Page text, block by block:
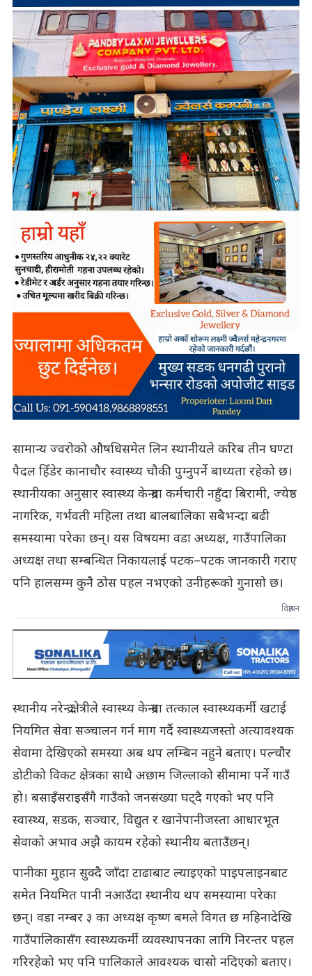
सामान्य ज्वरोको औषधिसमेत लिन स्थानीयले करिब तीन घण्टा
पैदल हिँडेर कानाचौर स्वास्थ्य चौकी पुग्नुपर्ने बाध्यता रहेको छ।
स्थानीयका अनुसार स्वास्थ्य केन्द्रमा कर्मचारी नहुँदा बिरामी, ज्येष्ठ
नागरिक, गर्भवती महिला तथा बालबालिका सबैभन्दा बढी
समस्यामा परेका छन्। यस विषयमा वडा अध्यक्ष, गाउँपालिका
अध्यक्ष तथा सम्बन्धित निकायलाई पटक–पटक जानकारी गराए
पनि हालसम्म कुनै ठोस पहल नभएको उनीहरूको गुनासो छ।
विज्ञापन
स्थानीय नरेन्द्र क्षेत्रीले स्वास्थ्य केन्द्रमा तत्काल स्वास्थ्यकर्मी खटाई
नियमित सेवा सञ्चालन गर्न माग गर्दै स्वास्थ्यजस्तो अत्यावश्यक
सेवामा देखिएको समस्या अब थप लम्बिन नहुने बताए। पल्चौर
डोटीको विकट क्षेत्रका साथै अछाम जिल्लाको सीमामा पर्ने गाउँ
हो। बसाइँसराइसँगै गाउँको जनसंख्या घट्दै गएको भए पनि
स्वास्थ्य, सडक, सञ्चार, विद्युत र खानेपानीजस्ता आधारभूत
सेवाको अभाव अझै कायम रहेको स्थानीय बताउँछन्।
पानीका मुहान सुक्दै जाँदा टाढाबाट ल्याइएको पाइपलाइनबाट
समेत नियमित पानी नआउँदा स्थानीय थप समस्यामा परेका
छन्। वडा नम्बर ३ का अध्यक्ष कृष्ण बमले विगत छ महिनादेखि
गाउँपालिकासँग स्वास्थ्यकर्मी व्यवस्थापनका लागि निरन्तर पहल
गरिरहेको भए पनि पालिकाले आवश्यक चासो नदिएको बताए।